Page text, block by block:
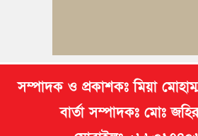
সম্পাদক ও প্রকাশকঃ মিয়া
বার্তা সম্পাদকঃ মোঃ